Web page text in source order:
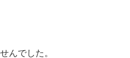
んでした。